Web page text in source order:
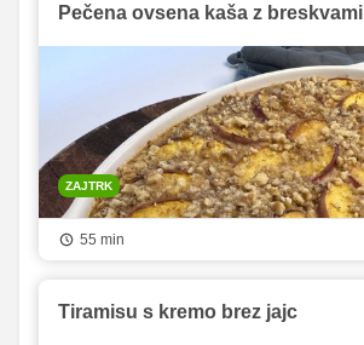
Pečena ovsena kaša z breskvami
ZAJTRK
55 min
Tiramisu s kremo brez jajc